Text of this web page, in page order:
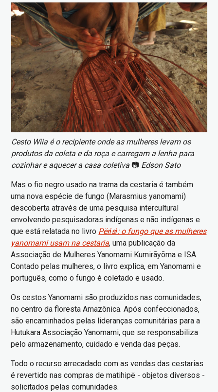
Imagem
Cesto Wiia é o recipiente onde as mulheres levam os
produtos da coleta e da roça e carregam a lenha para
cozinhar e aquecer a casa coletiva📷 Edson Sato
Mas o fio negro usado na trama da cestaria é também
uma nova espécie de fungo (Marasmius yanomami)
descoberta através de uma pesquisa intercultural
envolvendo pesquisadoras indígenas e não indígenas e
que está relatada no livro Përɨsɨ: o fungo que as mulheres
yanomami usam na cestaria, uma publicação da
Associação de Mulheres Yanomami Kumirãyõma e ISA.
Contado pelas mulheres, o livro explica, em Yanomami e
português, como o fungo é coletado e usado.
Os cestos Yanomami são produzidos nas comunidades,
no centro da floresta Amazônica. Após confeccionados,
são encaminhados pelas lideranças comunitárias para a
Hutukara Associação Yanomami, que se responsabiliza
pelo armazenamento, cuidado e venda das peças.
Todo o recurso arrecadado com as vendas das cestarias
é revertido nas compras de matihipë - objetos diversos -
solicitados pelas comunidades.